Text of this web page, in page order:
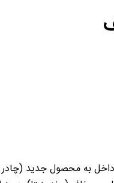
به محصول جدید